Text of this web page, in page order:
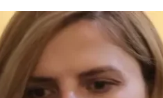
Петрова: ЕС
Украйна
България–07.06.2026